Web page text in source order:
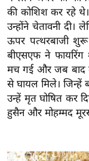
के
ट
I
P
L
2
0
2
क्रा
की कोशिश कर रहे
उन्होंने चेतावनी
ऊपर पत्थरबाजी
बीएसएफ ने
मच गई और जब बाद
से घायल मिले। जिन्हें
उन्हें मृत घोषित कर
हुसैन और मोहम्मद